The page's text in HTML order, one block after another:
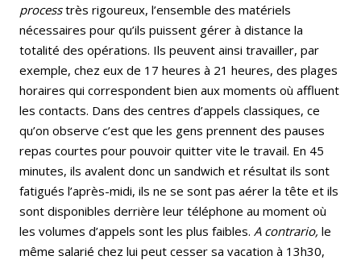
processtrès rigoureux, l’ensemble des matériels
nécessaires pour qu’ils puissent gérer à distance la
totalité des opérations. Ils peuvent ainsi travailler, par
exemple, chez eux de 17 heures à 21 heures, des plages
horaires qui correspondent bien aux moments où affluent
les contacts. Dans des centres d’appels classiques, ce
qu’on observe c’est que les gens prennent des pauses
repas courtes pour pouvoir quitter vite le travail. En 45
minutes, ils avalent donc un sandwich et résultat ils sont
fatigués l’après-midi, ils ne se sont pas aérer la tête et ils
sont disponibles derrière leur téléphone au moment où
les volumes d’appels sont les plus faibles. A contrario, le
même salarié chez lui peut cesser sa vacation à 13h30,